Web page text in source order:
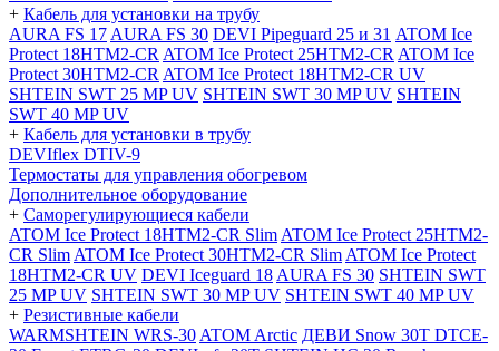
+ Кабель для установки на трубу
AURA FS 17 AURA FS 30 DEVI Pipeguard 25 и 31 ATOM Ice
Protect 18HTM2-CR ATOM Ice Protect 25HTM2-CR ATOM Ice
Protect 30HTM2-CR ATOM Ice Protect 18HTM2-CR UV
SHTEIN SWT 25 MP UV SHTEIN SWT 30 MP UV SHTEIN
SWT 40 MP UV
+ Кабель для установки в трубу
DEVIflex DTIV-9
Термостаты для управления обогревом
Дополнительное оборудование
+ Саморегулирующиеся кабели
ATOM Ice Protect 18HTM2-CR Slim ATOM Ice Protect 25HTM2-
CR Slim ATOM Ice Protect 30HTM2-CR Slim ATOM Ice Protect
18HTM2-CR UV DEVI Iceguard 18 AURA FS 30 SHTEIN SWT
25 MP UV SHTEIN SWT 30 MP UV SHTEIN SWT 40 MP UV
+ Резистивные кабели
WARMSHTEIN WRS-30 ATOM Arctic ДЕВИ Snow 30T DTCE-